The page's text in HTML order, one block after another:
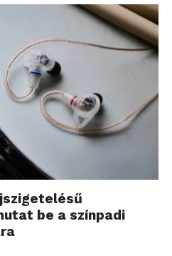
be a színpadi